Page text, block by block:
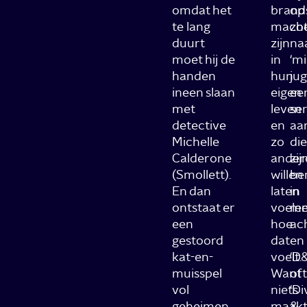
omdat het
te lang
duurt
moet hij de
handen
ineen slaan
met
detective
Michelle
Calderone
(Smollett).
En dan
ontstaat er
een
gestoord
kat-en-
muisspel
vol
zijn
in
hun
eigen
leven
en
zo
willen
laten
hoe
dat
voelt.
Want
niets
op
die
in
en